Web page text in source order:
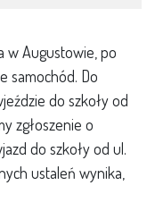
w Augustowie, po
samochód. Do
do szkoły od
zgłoszenie o
do szkoły od ul.
ustaleń wynika,